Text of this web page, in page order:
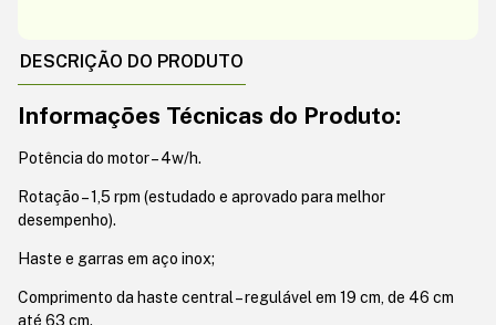
DESCRIÇÃO DO PRODUTO
Informações Técnicas do Produto:
Potência do motor – 4w/h.
Rotação – 1,5 rpm (estudado e aprovado para melhor
desempenho).
Haste e garras em aço inox;
Comprimento da haste central – regulável em 19 cm, de 46 cm
até 63 cm.